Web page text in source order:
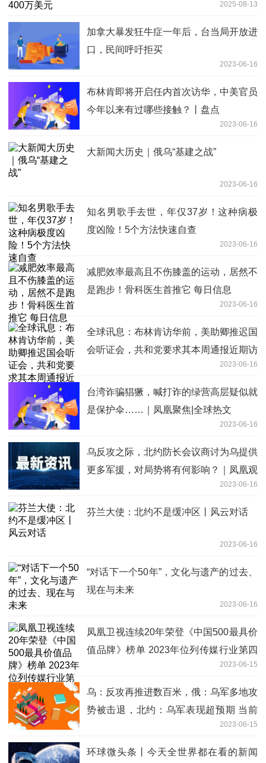
2025-08-13
加拿大暴发狂牛症一年后，台当局开放进
口，民间呼吁拒买
2023-06-16
布林肯即将开启任内首次访华，中美官员
今年以来有过哪些接触？丨盘点
2023-06-16
大新闻大历史｜俄乌“基建之战”
2023-06-16
知名男歌手去世，年仅37岁！这种病极
度凶险！5个方法快速自查
2023-06-16
减肥效率最高且不伤膝盖的运动，居然不
是跑步！骨科医生首推它 每日信息
2023-06-16
全球讯息：布林肯访华前，美助卿推迟国
会听证会，共和党要求其本周通报近期访
2023-06-16
台湾诈骗猖獗，喊打诈的绿营高层疑似就
是保护伞……｜凤凰聚焦|全球热文
2023-06-16
乌反攻之际，北约防长会议商讨为乌提供
更多军援，对局势将有何影响？｜凤凰观
2023-06-16
芬兰大使：北约不是缓冲区丨风云对话
2023-06-16
“对话下一个50年”，文化与遗产的过去、
现在与未来
2023-06-16
凤凰卫视连续20年荣登《中国500最具价
值品牌》榜单 2023年位列传媒行业第四
2023-06-15
乌：反攻再推进数百米，俄：乌军多地攻
势被击退，北约：乌军表现超预期 当前
2023-06-15
环球微头条丨今天全世界都在看的新闻